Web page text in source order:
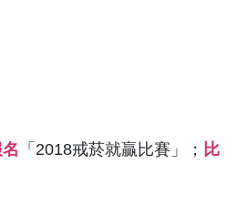
「2018戒菸就贏比賽」； 比